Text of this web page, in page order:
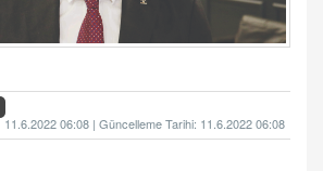
11.6.2022 06:08 | Güncelleme Tarihi: 11.6.2022 06:08